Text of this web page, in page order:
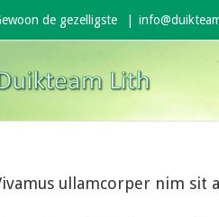
de gezelligste
ullamcorper nim sit